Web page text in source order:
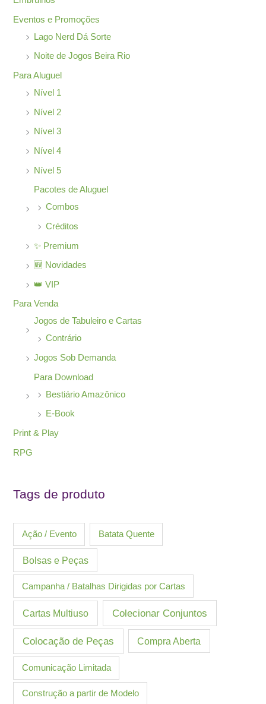
p
Eventos e Promoções
Lago Nerd Dá Sorte
Noite de Jogos Beira Rio
Para Aluguel
Nível 1
Nível 2
Nível 3
Nível 4
Nível 5
Pacotes de Aluguel
Combos
Créditos
✨ Premium
🆕 Novidades
👑 VIP
Para Venda
Jogos de Tabuleiro e Cartas
Contrário
Jogos Sob Demanda
Para Download
Bestiário Amazônico
E-Book
Print & Play
RPG
Tags de produto
Ação / Evento Batata Quente
Bolsas e Peças
Campanha / Batalhas Dirigidas por Cartas
Cartas Multiuso Colecionar Conjuntos
Colocação de Peças Compra Aberta
Comunicação Limitada
Construção a partir de Modelo